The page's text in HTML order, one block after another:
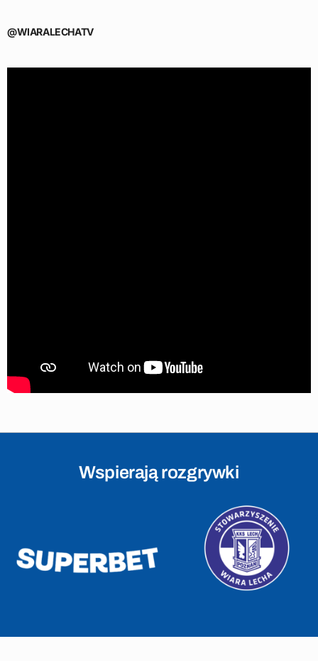
@WIARALECHATV
Wspierają rozgrywki